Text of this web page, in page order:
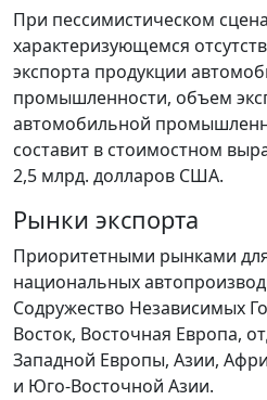
При пессимистическом
характеризующемся
экспорта продукции
промышленности, объем
автомобильной
составит в стоимостном
2,5 млрд. долларов США.
Рынки экспорта
Приоритетными рынками
национальных
Содружество Независимых
Восток, Восточная Европа,
Западной Европы, Азии,
и Юго-Восточной Азии.